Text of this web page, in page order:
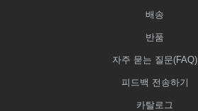
배송
반품
자주 묻는 질문(FAQ)
피드백 전송하기
카탈로그